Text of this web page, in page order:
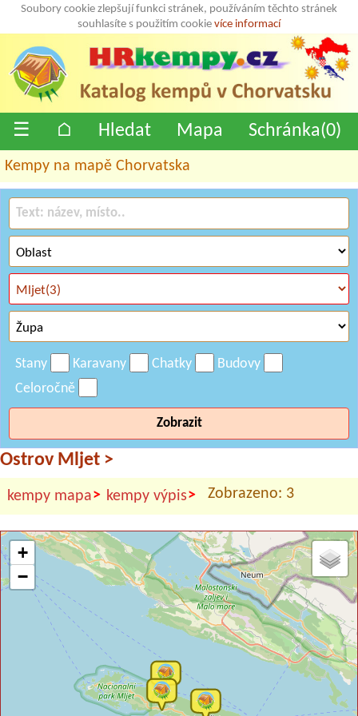
Soubory cookie zlepšují funkci stránek, používáním těchto stránek
souhlasíte s použitím cookie více informací
☰ ⌂ Hledat Mapa Schránka(0)
Kempy na mapě Chorvatska
Stany Karavany Chatky
Budovy
Celoročně
Zobrazit
Ostrov Mljet >
kempy mapa> kempy výpis> Zobrazeno: 3
+
−